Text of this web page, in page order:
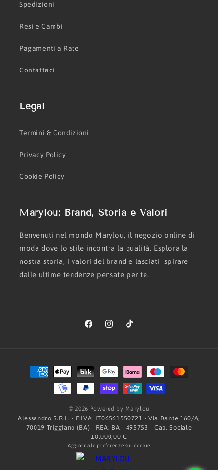
Spedizioni
Resi e Cambi
Pagamenti a Rate
Contattaci
Legal
Termini & Condizioni
Privacy Policy
Cookie Policy
Marylou: Brand, Storia e Valori
Benvenuti nel mondo Marylou, il negozio online di
moda dove lo stile incontra la qualità. Esplora la
nostra storia, i valori del brand e lasciati ispirare
dalle ultime tendenze pensate per te.
FacebookInstagramTikTok
Metodi
di
pagamento
© 2026 Powered by Marylou
Alessandro S.R.L. - P.IVA: IT06561550721 - Via Dante 160/A,
70019 Triggiano (BA) - REA: BA - 495753 - Cap. Sociale
10.000,00 €
Aggiorna le preferenze sui cookie